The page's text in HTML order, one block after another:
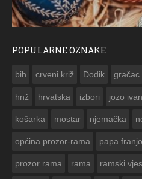
POPULARNE OZNAKE
bih crveni križ Dodik gračac
hnž hrvatska izbori jozo
košarka mostar njemačka
općina prozor-rama papa franjo
prozor rama rama ramski